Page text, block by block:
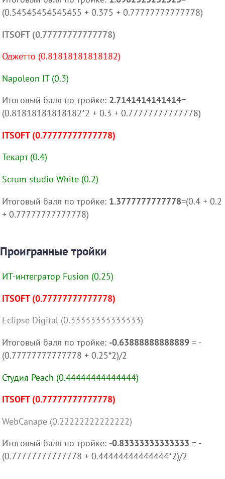
(0.54545454545455 + 0.375 + 0.77777777777778)
ITSOFT (0.77777777777778)
Оджетто (0.81818181818182)
Napoleon IT (0.3)
Итоговый балл по тройке: 2.7141414141414=
(0.81818181818182*2 + 0.3 + 0.77777777777778)
ITSOFT (0.77777777777778)
Текарт (0.4)
Scrum studio White (0.2)
Итоговый балл по тройке: 1.3777777777778=(0.4 + 0.2
+ 0.77777777777778)
Проигранные тройки
ИТ-интегратор Fusion (0.25)
ITSOFT (0.77777777777778)
Eclipse Digital (0.33333333333333)
Итоговый балл по тройке: -0.63888888888889 = -
(0.77777777777778 + 0.25*2)/2
Студия Peach (0.44444444444444)
ITSOFT (0.77777777777778)
WebCanape (0.22222222222222)
Итоговый балл по тройке: -0.83333333333333 = -
(0.77777777777778 + 0.44444444444444*2)/2